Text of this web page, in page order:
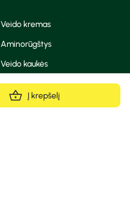
Į krepšelį
Veido kremas
Aminorūgštys
Veido kaukės
Eteriniai aliejai
BB ir CC kremas